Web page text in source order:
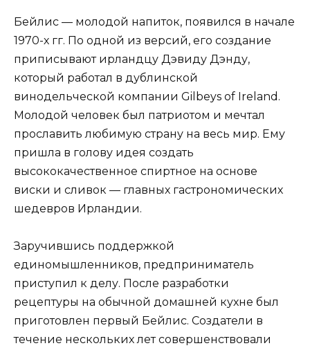
Бейлис — молодой напиток, появился в начале
1970-х гг. По одной из версий, его создание
приписывают ирландцу Дэвиду Дэнду,
который работал в дублинской
винодельческой компании Gilbeys of Ireland.
Молодой человек был патриотом и мечтал
прославить любимую страну на весь мир. Ему
пришла в голову идея создать
высококачественное спиртное на основе
виски и сливок — главных гастрономических
шедевров Ирландии.
Заручившись поддержкой
единомышленников, предприниматель
приступил к делу. После разработки
рецептуры на обычной домашней кухне был
приготовлен первый Бейлис. Создатели в
течение нескольких лет совершенствовали